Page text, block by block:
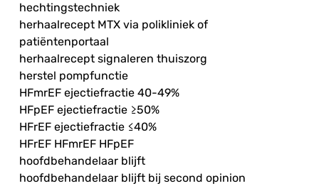
hechtingstechniek
herhaalrecept MTX via polikliniek of
patiëntenportaal
herhaalrecept signaleren thuiszorg
herstel pompfunctie
HFmrEF ejectiefractie 40-49%
HFpEF ejectiefractie ≥50%
HFrEF ejectiefractie ≤40%
HFrEF HFmrEF HFpEF
hoofdbehandelaar blijft
hoofdbehandelaar blijft bij second opinion